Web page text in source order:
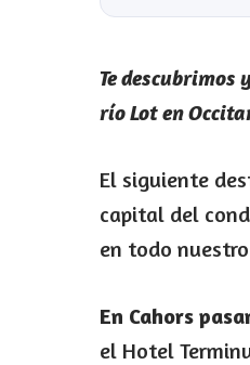
Te descubrimos
río Lot en
El siguiente
capital del
en todo
En Cahors
el Hotel